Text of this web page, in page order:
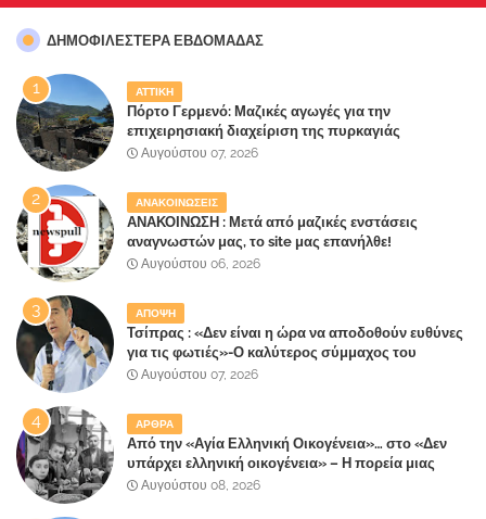
ΔΗΜΟΦΙΛΈΣΤΕΡΑ ΕΒΔΟΜΆΔΑΣ
ΑΤΤΙΚΗ
Πόρτο Γερμενό: Μαζικές αγωγές για την
επιχειρησιακή διαχείριση της πυρκαγιάς
ετοιμάζουν οι κάτοικοι!
Αυγούστου 07, 2026
ΑΝΑΚΟΙΝΩΣΕΙΣ
ΑΝΑΚΟΙΝΩΣΗ : Μετά από μαζικές ενστάσεις
αναγνωστών μας, το site μας επανήλθε!
Αυγούστου 06, 2026
ΑΠΟΨΗ
Τσίπρας : «Δεν είναι η ώρα να αποδοθούν ευθύνες
για τις φωτιές»-Ο καλύτερος σύμμαχος του
Μητσοτάκη
Αυγούστου 07, 2026
ΑΡΘΡΑ
Από την «Αγία Ελληνική Οικογένεια»… στο «Δεν
υπάρχει ελληνική οικογένεια» – Η πορεία μιας
κοινωνίας που κινδυνεύει να ξεχάσει ποια είναι
Αυγούστου 08, 2026